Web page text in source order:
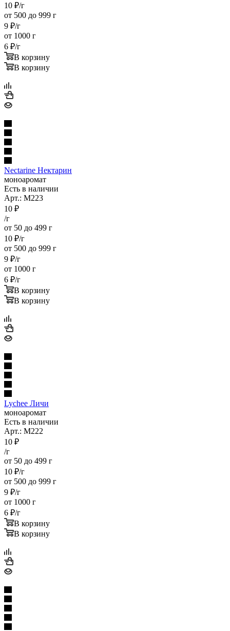
10 ₽/г
от 500 до 999 г
9 ₽/г
от 1000 г
6 ₽/г
В корзину
В корзину
Nectarine Нектарин
моноаромат
Есть в наличии
Арт.: M223
10 ₽
/г
от 50 до 499 г
10 ₽/г
от 500 до 999 г
9 ₽/г
от 1000 г
6 ₽/г
В корзину
В корзину
Lychee Личи
моноаромат
Есть в наличии
Арт.: M222
10 ₽
/г
от 50 до 499 г
10 ₽/г
от 500 до 999 г
9 ₽/г
от 1000 г
6 ₽/г
В корзину
В корзину